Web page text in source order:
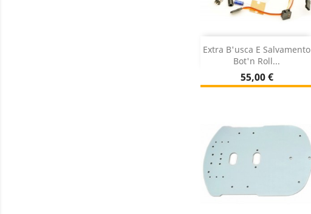
Extra B'usca E Salvamento
Bot'n Roll...
Preço
55,00 €
Adicionar 
Sem stock